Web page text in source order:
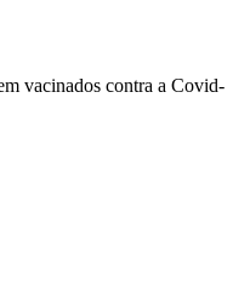
vacinados contra a Covid-